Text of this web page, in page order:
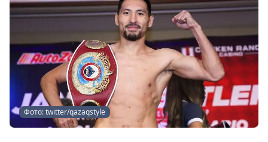
Фото: twitter/qazaqstyle